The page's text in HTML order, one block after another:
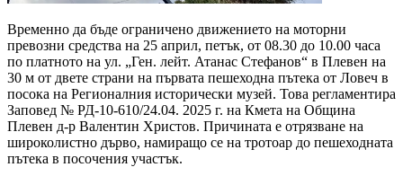
Временно да бъде ограничено движението на моторни
превозни средства на 25 април, петък, от 08.30 до 10.00 часа
по платното на ул. „Ген. лейт. Атанас Стефанов“ в Плевен на
30 м от двете страни на първата пешеходна пътека от Ловеч в
посока на Регионалния исторически музей. Това регламентира
Заповед № РД-10-610/24.04. 2025 г. на Кмета на Община
Плевен д-р Валентин Христов. Причината е отрязване на
широколистно дърво, намиращо се на тротоар до пешеходната
пътека в посочения участък.